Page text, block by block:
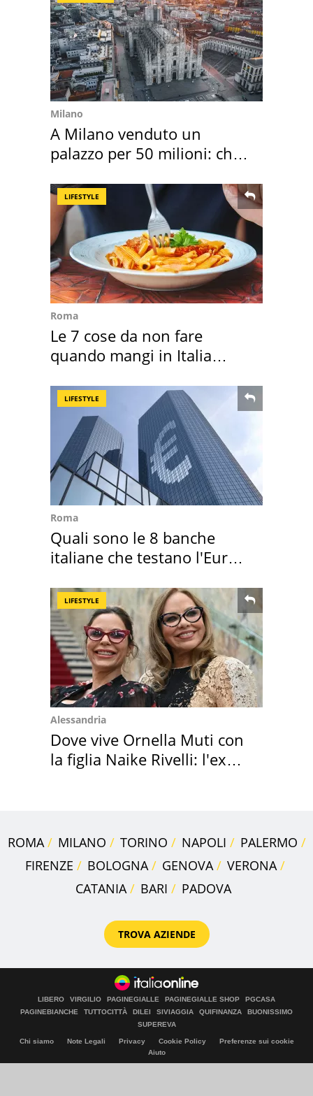
Milano
A Milano venduto un
palazzo per 50 milioni: chi
LIFESTYLE
Roma
Le 7 cose da non fare
quando mangi in Italia
LIFESTYLE
Roma
Quali sono le 8 banche
italiane che testano l'Euro
LIFESTYLE
Alessandria
Dove vive Ornella Muti con
la figlia Naike Rivelli: l'ex
ROMA MILANO TORINO NAPOLI
PALERMO
FIRENZE
BOLOGNA GENOVA
VERONA
CATANIA
BARI PADOVA
TROVA AZIENDE
LIBERO VIRGILIO PAGINEGIALLE PAGINEGIALLE SHOP
PGCASA
PAGINEBIANCHE
TUTTOCITTÀ DILEI SIVIAGGIA QUIFINANZA
BUONISSIMO
SUPEREVA
Chi siamo Note Legali Privacy Cookie Policy
Preferenze sui cookie
Aiuto